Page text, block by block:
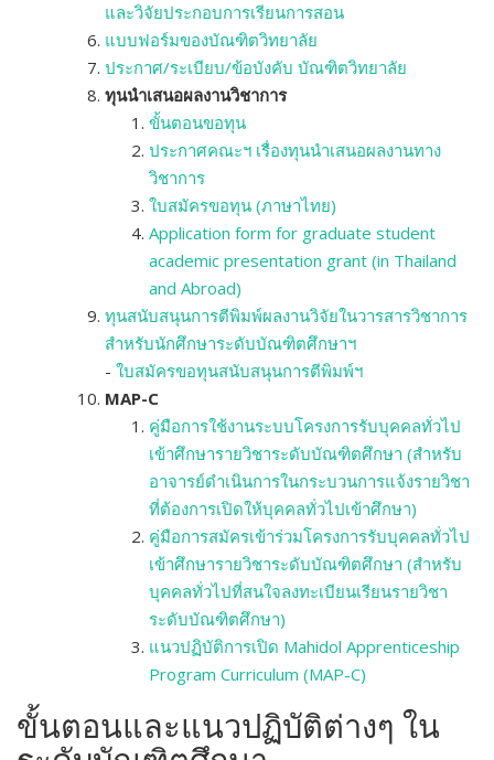
และวิจัยประกอบการเรียนการสอน
แบบฟอร์มของบัณฑิตวิทยาลัย
ประกาศ/ระเบียบ/ข้อบังคับ บัณฑิตวิทยาลัย
ทุนนำเสนอผลงานวิชาการ
ขั้นตอนขอทุน
ประกาศคณะฯ เรื่องทุนนำเสนอผลงานทาง
วิชาการ
ใบสมัครขอทุน (ภาษาไทย)
Application form for graduate student
academic presentation grant (in Thailand
and Abroad)
ทุนสนับสนุนการตีพิมพ์ผลงานวิจัยในวารสารวิชาการ
สำหรับนักศึกษาระดับบัณฑิตศึกษาฯ
- ใบสมัครขอทุนสนับสนุนการตีพิมพ์ฯ
MAP-C
คู่มือการใช้งานระบบโครงการรับบุคคลทั่วไป
เข้าศึกษารายวิชาระดับบัณฑิตศึกษา (สำหรับ
อาจารย์ดำเนินการในกระบวนการแจ้งรายวิชา
ที่ต้องการเปิดให้บุคคลทั่วไปเข้าศึกษา)
คู่มือการสมัครเข้าร่วมโครงการรับบุคคลทั่วไป
เข้าศึกษารายวิชาระดับบัณฑิตศึกษา (สำหรับ
บุคคลทั่วไปที่สนใจลงทะเบียนเรียนรายวิชา
ระดับบัณฑิตศึกษา)
แนวปฏิบัติการเปิด Mahidol Apprenticeship
Program Curriculum (MAP-C)
ขั้นตอนและแนวปฏิบัติต่างๆ ใน